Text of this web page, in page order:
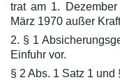
trat am 1.
März 1970 außer
2. § 1
Einfuhr vor.
§ 2 Abs. 1 Satz 1 und